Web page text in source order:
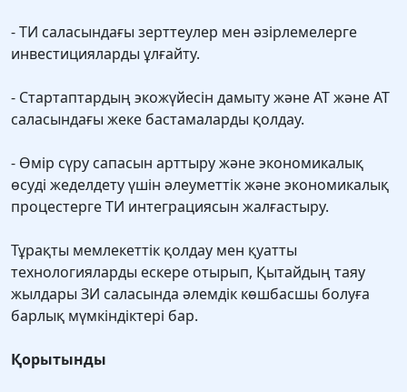
- ТИ саласындағы зерттеулер мен әзірлемелерге
инвестицияларды ұлғайту.
- Стартаптардың экожүйесін дамыту және АТ және АТ
саласындағы жеке бастамаларды қолдау.
- Өмір сүру сапасын арттыру және экономикалық
өсуді жеделдету үшін әлеуметтік және экономикалық
процестерге ТИ интеграциясын жалғастыру.
Тұрақты мемлекеттік қолдау мен қуатты
технологияларды ескере отырып, Қытайдың таяу
жылдары ЗИ саласында әлемдік көшбасшы болуға
барлық мүмкіндіктері бар.
Қорытынды